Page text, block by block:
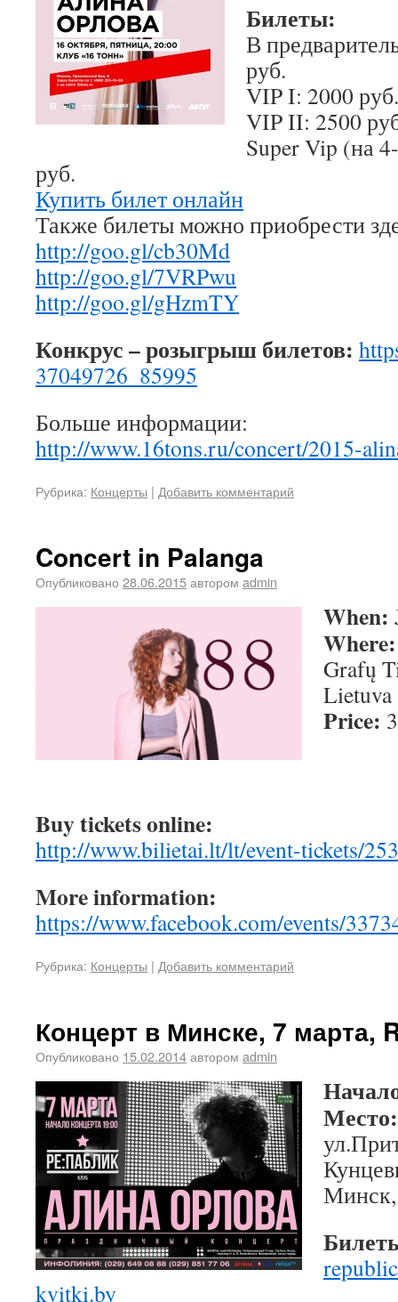
Билеты:
В
руб.
VIP I: 2000 руб.
VIP II: 2500
Super Vip (на
руб.
Купить билет онлайн
Также билеты можно приобрести
http://goo.gl/cb30Md
http://goo.gl/7VRPwu
http://goo.gl/gHzmTY
Конкрус – розыгрыш билетов:
37049726_85995
Больше информации:
http://www.16tons.ru/concert/2015-
Рубрика: Концерты | Добавить комментарий
Concert in Palanga
Опубликовано 28.06.2015автором admin
When:
Grafų
Lietuva
Price:
Buy tickets online:
http://www.bilietai.lt/lt/event-tickets/
More information:
https://www.facebook.com/events/
Рубрика: Концерты | Добавить комментарий
Концерт в Минске, 7 марта,
Опубликовано 15.02.2014автором admin
Место:
Минск,
kvitki.by